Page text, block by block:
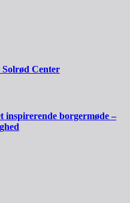
Solrød Center
inspirerende borgermøde –